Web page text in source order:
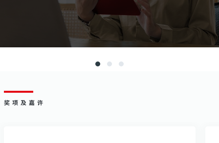
奖项及嘉许